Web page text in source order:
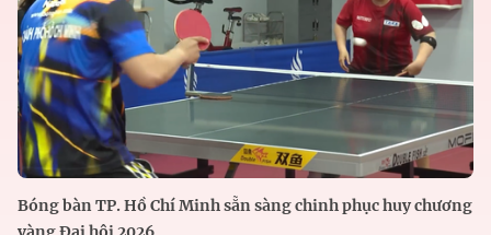
Bóng bàn TP. Hồ Chí Minh sẵn sàng chinh phục huy chương